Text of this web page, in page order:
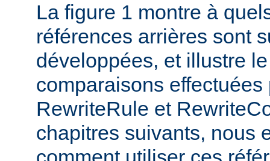
La figure 1 montre à
références arrières sont
développées, et illustre
comparaisons
RewriteRule et
chapitres suivants, nous